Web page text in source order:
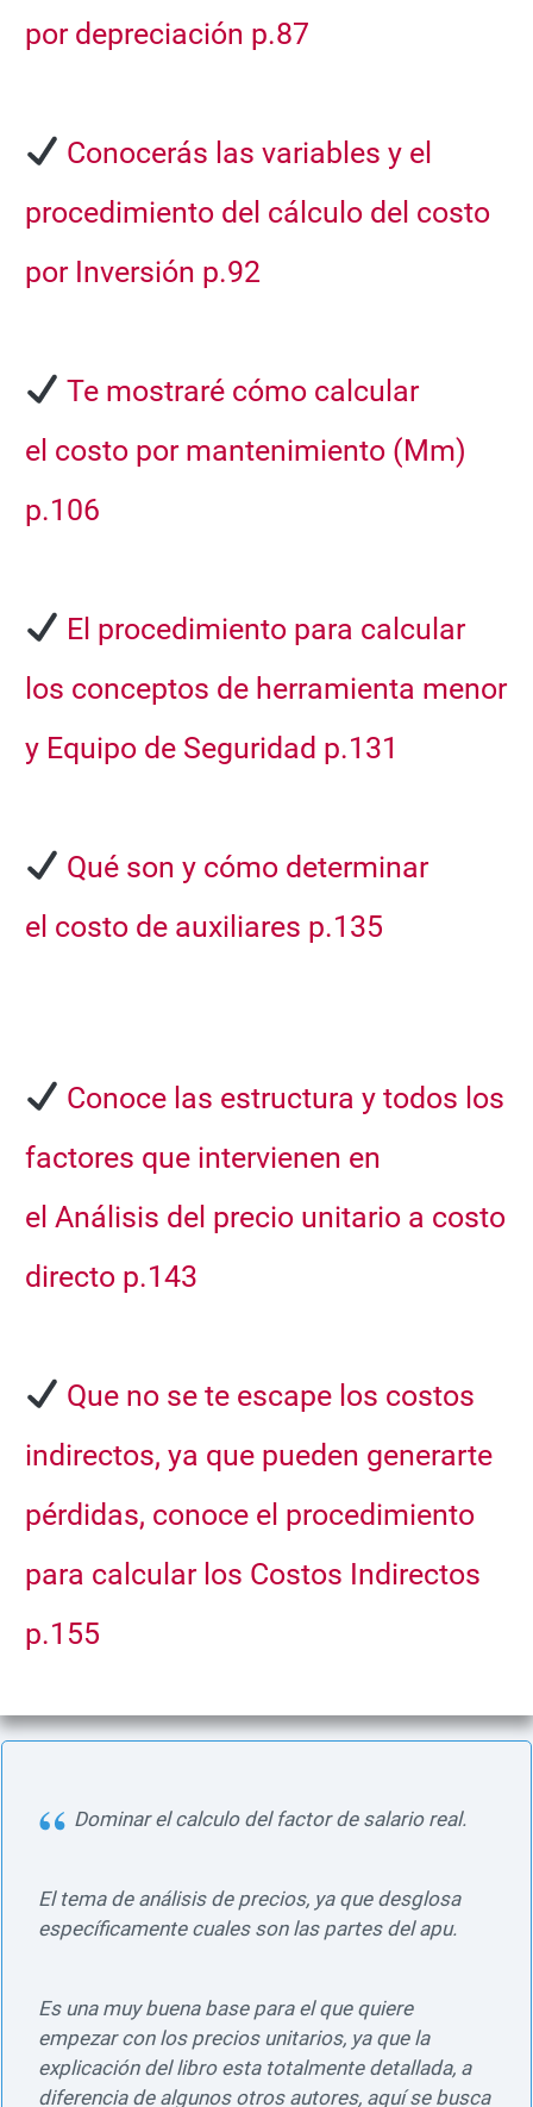
por depreciación p.87
Conocerás las variables y el
procedimiento del cálculo del costo
por Inversión p.92
Te mostraré cómo calcular
el costo por mantenimiento (Mm)
p.106
El procedimiento para calcular
los conceptos de herramienta menor
y Equipo de Seguridad p.131
Qué son y cómo determinar
el costo de auxiliares p.135
Conoce las estructura y todos los
factores que intervienen en
el Análisis del precio unitario a costo
directo p.143
Que no se te escape los costos
indirectos, ya que pueden generarte
pérdidas, conoce el procedimiento
para calcular los Costos Indirectos
p.155
Dominar el calculo del factor de salario real.
El tema de análisis de precios, ya que desglosa
específicamente cuales son las partes del apu.
Es una muy buena base para el que quiere
empezar con los precios unitarios, ya que la
explicación del libro esta totalmente detallada, a
diferencia de algunos otros autores, aquí se busca